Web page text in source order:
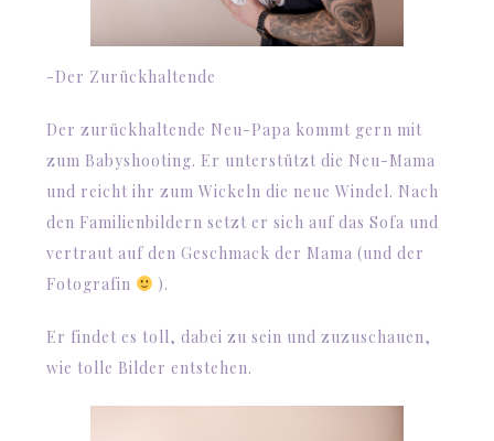
-Der Zurückhaltende
Der zurückhaltende Neu-Papa kommt gern mit
zum Babyshooting. Er unterstützt die Neu-Mama
und reicht ihr zum Wickeln die neue Windel. Nach
den Familienbildern setzt er sich auf das Sofa und
vertraut auf den Geschmack der Mama (und der
Fotografin
).
Er findet es toll, dabei zu sein und zuzuschauen,
wie tolle Bilder entstehen.